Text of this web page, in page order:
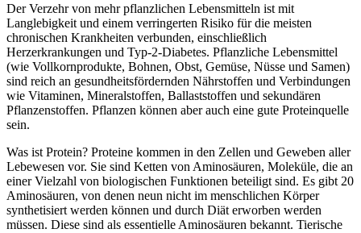
Der Verzehr von mehr pflanzlichen Lebensmitteln ist mit
Langlebigkeit und einem verringerten Risiko für die meisten
chronischen Krankheiten verbunden, einschließlich
Herzerkrankungen und Typ-2-Diabetes. Pflanzliche Lebensmittel
(wie Vollkornprodukte, Bohnen, Obst, Gemüse, Nüsse und Samen)
sind reich an gesundheitsfördernden Nährstoffen und Verbindungen
wie Vitaminen, Mineralstoffen, Ballaststoffen und sekundären
Pflanzenstoffen. Pflanzen können aber auch eine gute Proteinquelle
sein.
Was ist Protein? Proteine kommen in den Zellen und Geweben aller
Lebewesen vor. Sie sind Ketten von Aminosäuren, Moleküle, die an
einer Vielzahl von biologischen Funktionen beteiligt sind. Es gibt 20
Aminosäuren, von denen neun nicht im menschlichen Körper
synthetisiert werden können und durch Diät erworben werden
müssen. Diese sind als essentielle Aminosäuren bekannt. Tierische